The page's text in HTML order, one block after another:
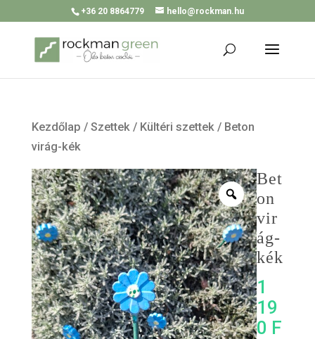
+36 20 8864779 hello@rockman.hu
Kezdőlap / Szettek/ Kültéri szettek/ Beton
virág-kék
Bet
on
vir
ág-
kék
1
19
0 F